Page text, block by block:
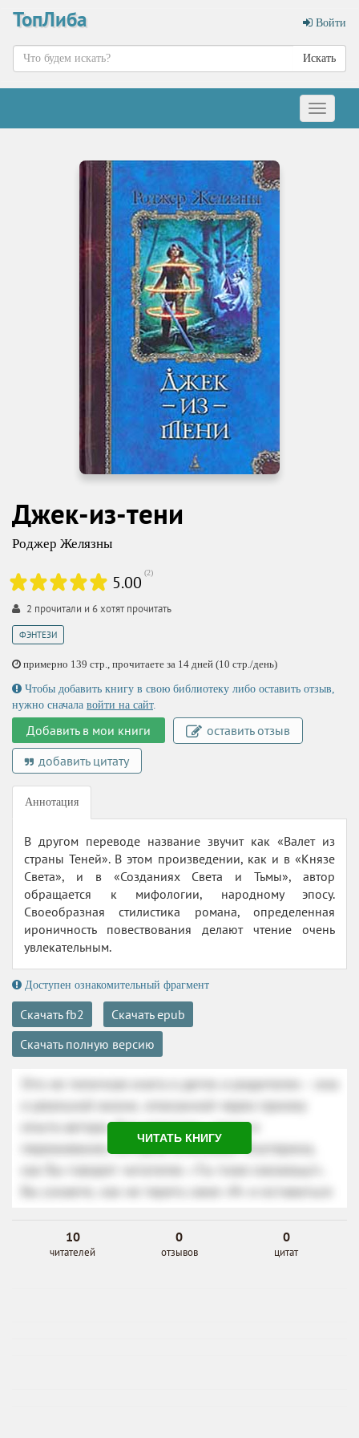
ТопЛиба Войти
Искать
Меню
Джек-из-тени
Роджер Желязны
5.00 (2)
2 прочитали и 6хотят прочитать
ФЭНТЕЗИ
примерно 139 стр., прочитаете за 14 дней (10 стр./день)
Чтобы добавить книгу в свою библиотеку либо оставить отзыв,
нужно сначала войти на сайт.
Добавить в мои книги
оставить отзыв
добавить цитату
Аннотация
В другом переводе название звучит как «Валет из
страны Теней». В этом произведении, как и в «Князе
Света», и в «Созданиях Света и Тьмы», автор
обращается к мифологии, народному эпосу.
Своеобразная стилистика романа, определенная
ироничность повествования делают чтение очень
увлекательным.
Доступен ознакомительный фрагмент
Скачать fb2
Скачать epub
Скачать полную версию
ЧИТАТЬ КНИГУ
10
читателей
0
отзывов
0
цитат